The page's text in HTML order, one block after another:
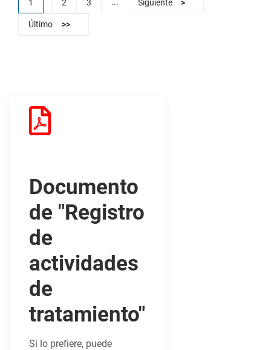
1 2 3 Siguiente >
Último >>
Documento
de "Registro
de
actividades
de
tratamiento"
Si lo prefiere, puede